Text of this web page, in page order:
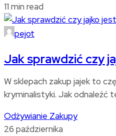
11 min read
pejot
Jak sprawdzić czy
W sklepach zakup jajek to
kryminalistyki. Jak odnaleźć
Odżywianie Zakupy
26 października